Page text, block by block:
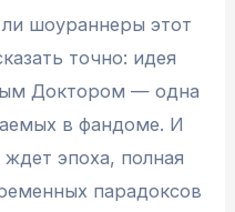
шоураннеры этот
точно: идея
Доктором — одна
в фандоме. И
эпоха, полная
парадоксов